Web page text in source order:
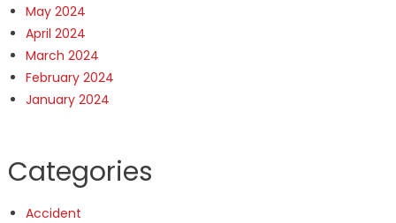
May 2024
April 2024
March 2024
February 2024
January 2024
Categories
Accident